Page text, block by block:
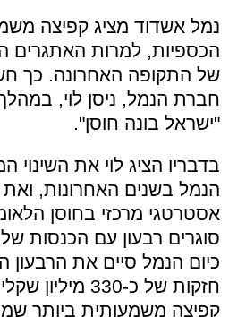
נמל אשדוד מציג קפיצה
הכספיות, למרות האתגרים
של התקופה האחרונה. כך
חברת הנמל, ניסן לוי, במהלך
"ישראל בונה חוסן".
בדבריו הציג לוי את השינוי
הנמל בשנים האחרונות, ואת
אסטרטגי מרכזי בחוסן
כיום הנמל סיים את הרבעון
חזקות של כ-330
קפיצה משמעותית ביותר